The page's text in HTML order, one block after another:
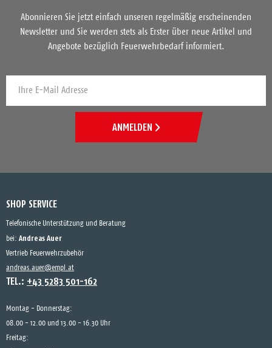
Abonnieren Sie jetzt einfach unseren regelmäßig erscheinenden
Newsletter und Sie werden stets als Erster über neue Artikel und
Angebote bezüglich Feuerwehrbedarf informiert.
ANMELDEN
SHOP SERVICE
Telefonische Unterstützung und Beratung
bei: Andreas Auer
Vertrieb Feuerwehrzubehör
andreas.auer@empl.at
TEL.: +43 5283 501-162
Montag - Donnerstag:
08.00 - 12.00 und 13.00 - 16.30 Uhr
Freitag: